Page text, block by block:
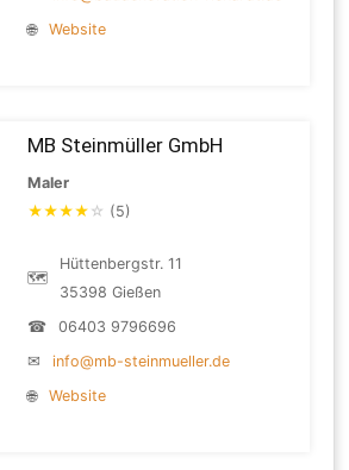
🌐
Website
MB Steinmüller GmbH
Maler
★★★★ ☆ (5)
🗺
Hüttenbergstr. 11
35398 Gießen
☎
06403 9796696
✉
info@mb-steinmueller.de
🌐
Website